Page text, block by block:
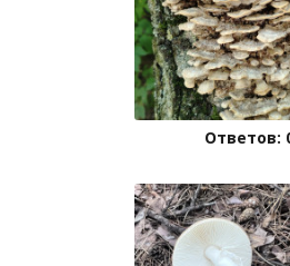
Ответов: